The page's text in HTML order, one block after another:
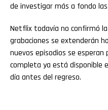
de investigar más a fondo
Netflix todavía no confirmó
grabaciones se extenderán
nuevos episodios se
completa ya está disponible
día antes del regreso.